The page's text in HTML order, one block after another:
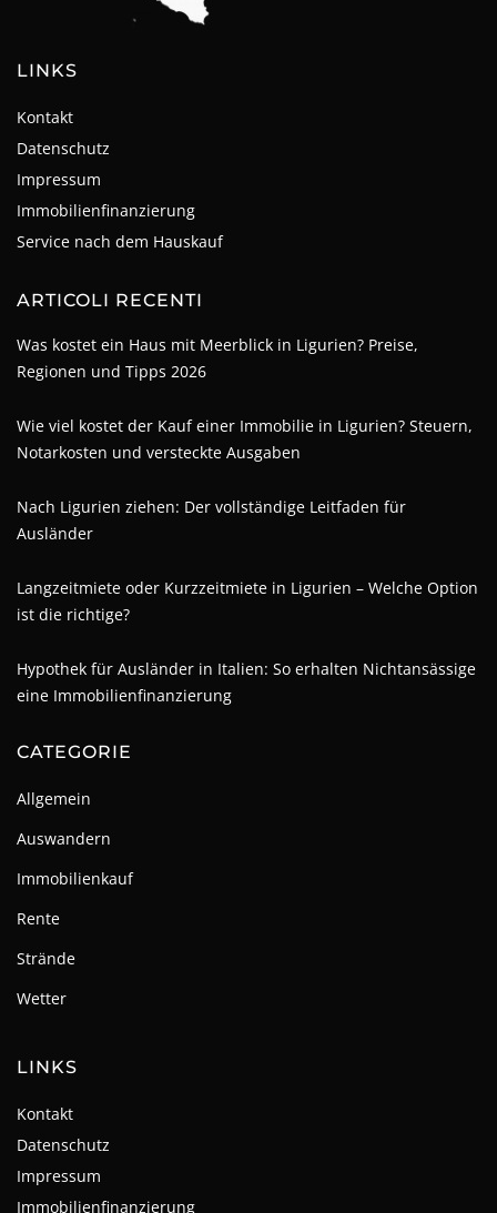
LINKS
Kontakt
Datenschutz
Impressum
Immobilienfinanzierung
Service nach dem Hauskauf
ARTICOLI RECENTI
Was kostet ein Haus mit Meerblick in Ligurien? Preise,
Regionen und Tipps 2026
Wie viel kostet der Kauf einer Immobilie in Ligurien? Steuern,
Notarkosten und versteckte Ausgaben
Nach Ligurien ziehen: Der vollständige Leitfaden für
Ausländer
Langzeitmiete oder Kurzzeitmiete in Ligurien – Welche Option
ist die richtige?
Hypothek für Ausländer in Italien: So erhalten Nichtansässige
eine Immobilienfinanzierung
CATEGORIE
Allgemein
Auswandern
Immobilienkauf
Rente
Strände
Wetter
LINKS
Kontakt
Datenschutz
Impressum
Immobilienfinanzierung